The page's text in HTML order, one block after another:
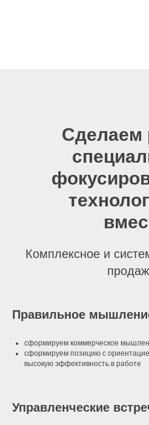
Сделаем
Комплексное и
Правильное
сформируем коммерческое
сформируем позицию с
высокую эффективность в работе
Управленческие